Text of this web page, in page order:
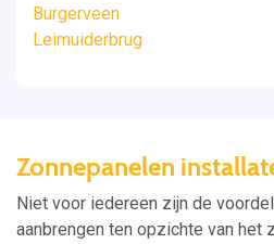
Burgerveen
Leimuiderbrug
Zonnepanelen
Niet voor iedereen zijn de
aanbrengen ten opzichte van het